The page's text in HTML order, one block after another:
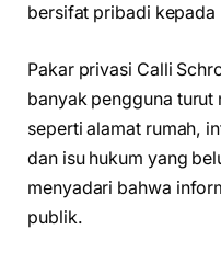
bersifat pribadi kepada
Pakar privasi Calli
banyak pengguna
seperti alamat rumah,
dan isu hukum yang
menyadari bahwa
publik.